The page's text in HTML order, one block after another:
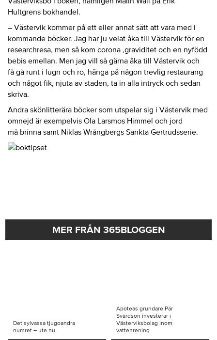
Hultgrens bokhandel.
– Västervik kommer på ett eller annat sätt att vara med i
kommande böcker. Jag har ju velat åka till Västervik för en
researchresa, men så kom corona ,graviditet och en nyfödd
bebis emellan. Men jag vill så gärna åka till Västervik och
få gå runt i lugn och ro, hänga på någon trevlig restaurang
och något fik, njuta av staden, ta in alla intryck och sedan
skriva.
Andra skönlitterära böcker som utspelar sig i Västervik med
omnejd är exempelvis Ola Larsmos Himmel och jord
må brinna samt Niklas Wrångbergs Sankta Gertrudsserie.
MER FRÅN 365BLOGGEN
Det sylvassa tjugoandra
numret – ute nu
Apoteas grundare Pär
Svärdson investerar i
Västerviksbolag inom
vattenrening